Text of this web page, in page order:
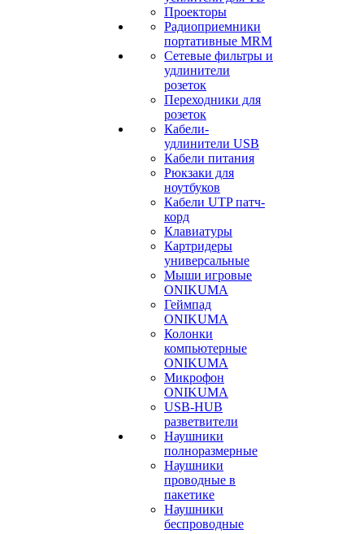
Проекторы
Радиоприемники
портативные MRM
Сетевые фильтры и
удлинители
розеток
Переходники для
розеток
Кабели-
удлинители USB
Кабели питания
Рюкзаки для
ноутбуков
Кабели UTP патч-
корд
Клавиатуры
Картридеры
универсальные
Мыши игровые
ONIKUMA
Геймпад
ONIKUMA
Колонки
компьютерные
ONIKUMA
Микрофон
ONIKUMA
USB-HUB
разветвители
Наушники
полноразмерные
Наушники
проводные в
пакетике
Наушники
беспроводные